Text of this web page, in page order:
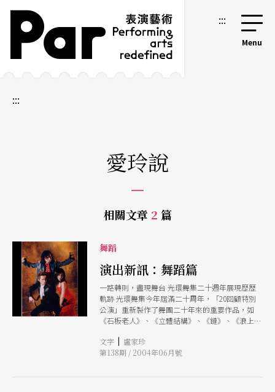
跳到主要內容區塊
網站導覽 :::
:::
愛玲說
相關文章 2 篇
舞蹈
演出新訊：舞蹈篇
一路轉則，盡現舞台 光環舞集二十週年展現歷歷
軌跡 光環舞集今年屆滿二十周年，「20回顧特別
公演」重新製作了舞團二十年來的重要作品，如
《石板老人》、《立體結構》、《鏈》、《浪上
路發展的軌跡。五月底在台北城市舞台登場後，六
月將繼續於台中、台南、桃園演出。 光環舞集在
文字 | 盧家珍
第138期 / 2004年06月號